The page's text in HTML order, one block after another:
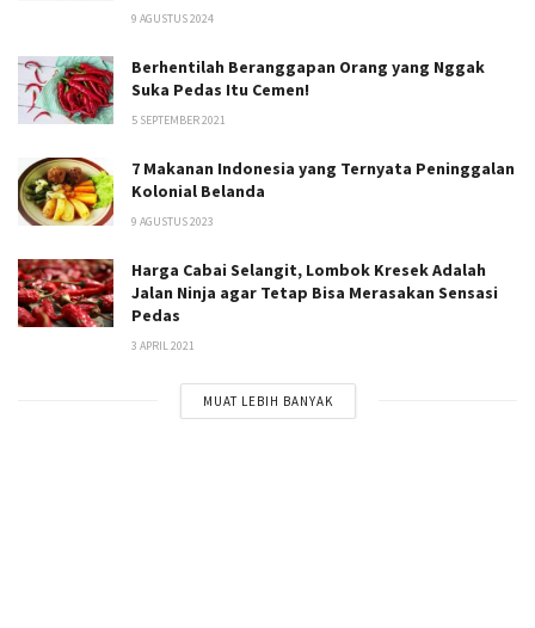
9 AGUSTUS 2024
Berhentilah Beranggapan Orang yang Nggak
Suka Pedas Itu Cemen!
5 SEPTEMBER 2021
7 Makanan Indonesia yang Ternyata Peninggalan
Kolonial Belanda
9 AGUSTUS 2023
Harga Cabai Selangit, Lombok Kresek Adalah
Jalan Ninja agar Tetap Bisa Merasakan Sensasi
Pedas
3 APRIL 2021
MUAT LEBIH BANYAK